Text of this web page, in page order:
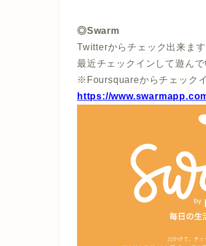
◎Swarm
Twitterからチェック出来ま
最近チェックインして遊ん
※Foursquareからチェック
https://